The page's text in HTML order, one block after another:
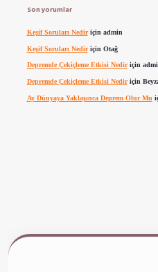
Son yorumlar
Keşif Soruları Nediriçin admin
Keşif Soruları Nediriçin Otağ
Depremde Çekiçleme Etkisi Nediriçin
Depremde Çekiçleme Etkisi Nediriçin
Ay Dünyaya Yaklaşınca Deprem Olur Mu